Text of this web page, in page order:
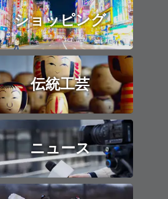
ショッピング
伝統工芸
ニュース